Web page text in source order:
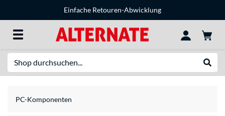
Einfache Retouren-Abwicklung
PC-Komponenten